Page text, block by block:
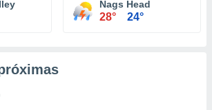
Nags Head
28° 24°